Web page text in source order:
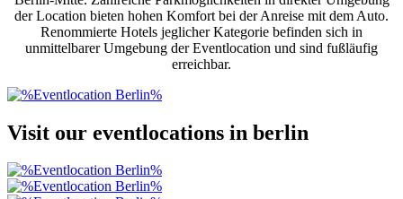
der Location bieten hohen Komfort bei der Anreise mit dem Auto.
Renommierte Hotels jeglicher Kategorie befinden sich in
unmittelbarer Umgebung der Eventlocation und sind fußläufig
erreichbar.
Visit our eventlocations in berlin